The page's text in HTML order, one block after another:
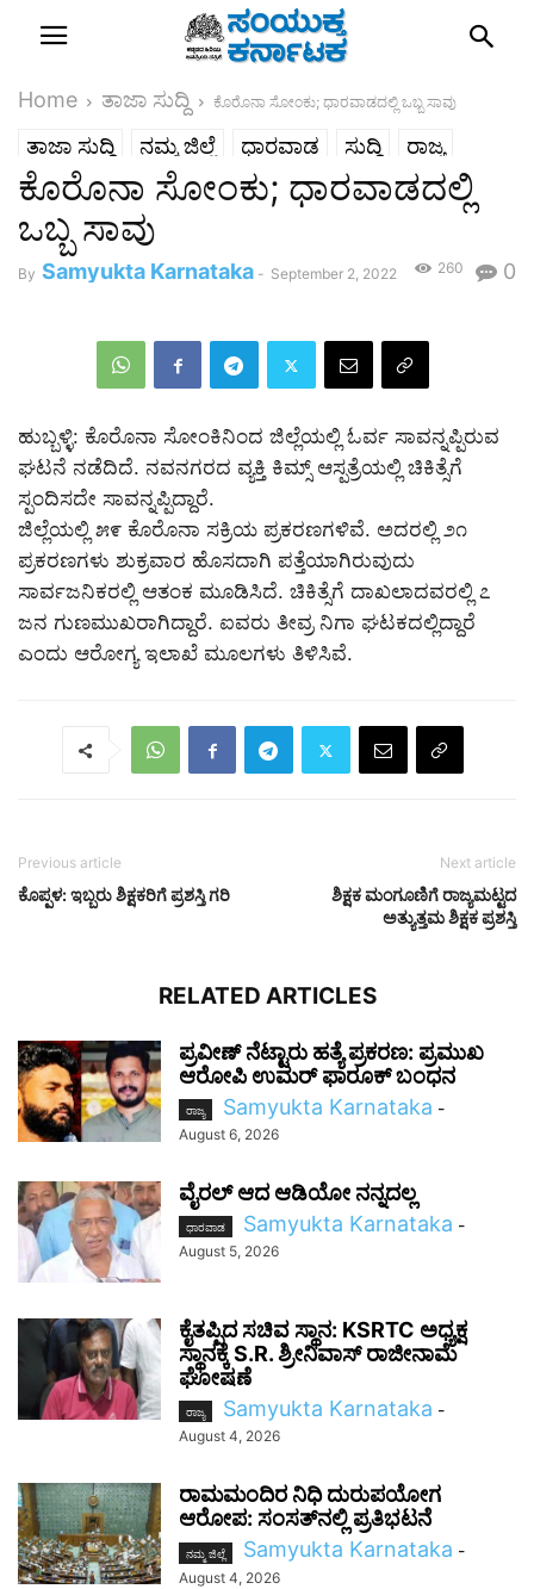
Home ತಾಜಾ ಸುದ್ದಿ ಕೊರೊನಾ ಸೋಂಕು; ಧಾರವಾಡದಲ್ಲಿ ಒಬ್ಬ ಸಾವು
ತಾಜಾ ಸುದ್ದಿ ನಮ್ಮ ಜಿಲ್ಲೆ ಧಾರವಾಡ ಸುದ್ದಿ ರಾಜ್ಯ
ಕೊರೊನಾ ಸೋಂಕು; ಧಾರವಾಡದಲ್ಲಿ
ಒಬ್ಬ ಸಾವು
By Samyukta Karnataka - September 2, 2022 0
260
ಹುಬ್ಬಳ್ಳಿ: ಕೊರೊನಾ ಸೋಂಕಿನಿಂದ ಜಿಲ್ಲೆಯಲ್ಲಿ ಓರ್ವ ಸಾವನ್ನಪ್ಪಿರುವ
ಘಟನೆ ನಡೆದಿದೆ. ನವನಗರದ ವ್ಯಕ್ತಿ ಕಿಮ್ಸ್ ಆಸ್ಪತ್ರೆಯಲ್ಲಿ ಚಿಕಿತ್ಸೆಗೆ
ಸ್ಪಂದಿಸದೇ ಸಾವನ್ನಪ್ಪಿದ್ದಾರೆ.
ಜಿಲ್ಲೆಯಲ್ಲಿ ೫೯ ಕೊರೊನಾ ಸಕ್ರಿಯ ಪ್ರಕರಣಗಳಿವೆ. ಅದರಲ್ಲಿ ೨೧
ಪ್ರಕರಣಗಳು ಶುಕ್ರವಾರ ಹೊಸದಾಗಿ ಪತ್ತೆಯಾಗಿರುವುದು
ಸಾರ್ವಜನಿಕರಲ್ಲಿ ಆತಂಕ ಮೂಡಿಸಿದೆ. ಚಿಕಿತ್ಸೆಗೆ ದಾಖಲಾದವರಲ್ಲಿ ೭
ಜನ ಗುಣಮುಖರಾಗಿದ್ದಾರೆ. ಐವರು ತೀವ್ರ ನಿಗಾ ಘಟಕದಲ್ಲಿದ್ದಾರೆ
ಎಂದು ಆರೋಗ್ಯ ಇಲಾಖೆ ಮೂಲಗಳು ತಿಳಿಸಿವೆ.
Previous article
ಕೊಪ್ಪಳ: ಇಬ್ಬರು ಶಿಕ್ಷಕರಿಗೆ ಪ್ರಶಸ್ತಿ ಗರಿ
Next article
ಶಿಕ್ಷಕ ಮಂಗೂಣಿಗೆ ರಾಜ್ಯಮಟ್ಟದ
ಅತ್ಯುತ್ತಮ ಶಿಕ್ಷಕ ಪ್ರಶಸ್ತಿ
RELATED ARTICLES
ಪ್ರವೀಣ್ ನೆಟ್ಟಾರು ಹತ್ಯೆ ಪ್ರಕರಣ: ಪ್ರಮುಖ
ಆರೋಪಿ ಉಮರ್ ಫಾರೂಕ್ ಬಂಧನ
ರಾಜ್ಯ Samyukta Karnataka -
August 6, 2026
ವೈರಲ್ ಆದ ಆಡಿಯೋ ನನ್ನದಲ್ಲ
ಧಾರವಾಡ Samyukta Karnataka -
August 5, 2026
ಕೈತಪ್ಪಿದ ಸಚಿವ ಸ್ಥಾನ: KSRTC ಅಧ್ಯಕ್ಷ
ಸ್ಥಾನಕ್ಕೆ S.R. ಶ್ರೀನಿವಾಸ್ ರಾಜೀನಾಮೆ
ಘೋಷಣೆ
ರಾಜ್ಯ Samyukta Karnataka -
August 4, 2026
ರಾಮಮಂದಿರ ನಿಧಿ ದುರುಪಯೋಗ
ಆರೋಪ: ಸಂಸತ್‌ನಲ್ಲಿ ಪ್ರತಿಭಟನೆ
ನಮ್ಮ ಜಿಲ್ಲೆ Samyukta Karnataka -
August 4, 2026